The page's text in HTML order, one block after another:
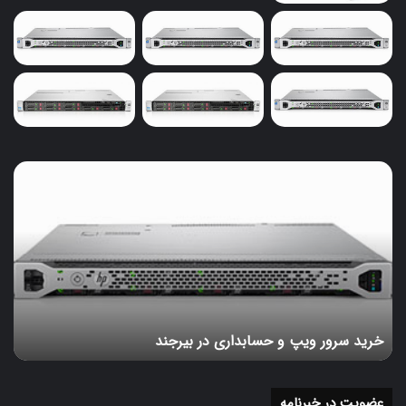
است . در رابطه با کدگشایی نام مدل های مختلف ، حروف پس
از ProLiant معرفی کننده سایز سرور کارکرده HP هستند.
سرور dl استوک بیانگر این است که سرور مناسب جایگذاری در
رک می باشد که موجب می شود بین قدرت پردازشی و تراکم
متوسطی برخوردارند و ارتقاء قدرت پردازشی آن بسیار ساده و
مدیریتی ، منابع زیادی از سرورهای دست دوم در کنار هم قابل
استفاده خواهند بود . الیته باید گفت جایگزین های بیشتری از
مدل های این سرور استوک است که ادامه به آن می پردازیم.
سرور استوک hp g7
خرید
حسابداری
در
بیرجند
خرید سرور ویپ و حسابداری در بیرجند